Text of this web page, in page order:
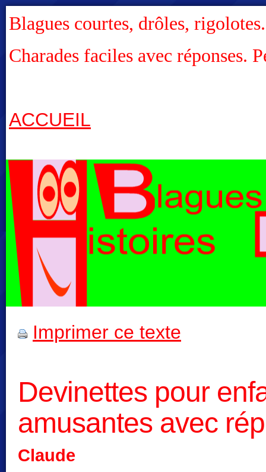
Blagues courtes, drôles,
Charades faciles avec réponses.
ACCUEIL
Imprimer ce texte
Devinettes pour
amusantes avec
Claude